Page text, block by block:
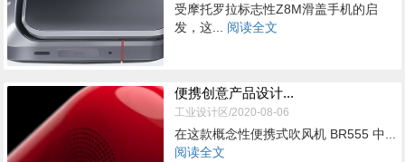
受摩托罗拉标志性Z8M滑盖手机的启
发，这... 阅读全文
便携创意产品设计...
工业设计区/2020-08-06
在这款概念性便携式吹风机 BR555 中...
阅读全文